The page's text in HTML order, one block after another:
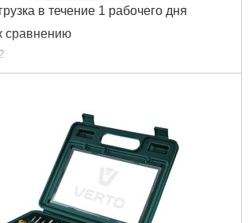
в течение 1 рабочего дня
сравнению
35x5x5 мм
Подробнее...